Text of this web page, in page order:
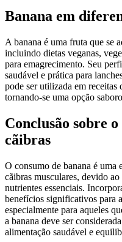
Banana em
A banana é uma fruta que se
incluindo dietas veganas,
para emagrecimento. Seu
saudável e prática para
pode ser utilizada em receitas
tornando-se uma opção
Conclusão sobre
cãibras
O consumo de banana é uma
cãibras musculares, devido
nutrientes essenciais.
benefícios significativos para
especialmente para aqueles
a banana deve ser
alimentação saudável e